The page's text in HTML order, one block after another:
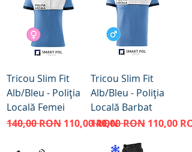
Tricou Slim Fit
Alb/Bleu - Poliția
Locală Femei
Preț normal
140,00 RON Preț redus
110,00 RON
Tricou Slim Fit
Alb/Bleu - Poliția
Locală Barbat
Preț normal
140,00 RON Preț redus
110,00